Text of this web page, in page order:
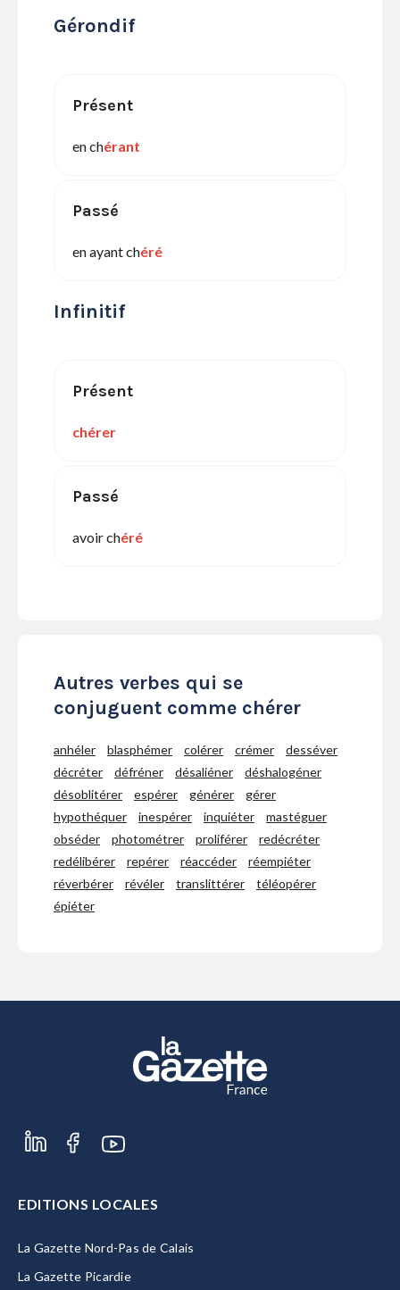
Gérondif
Présent
en chérant
Passé
en ayant chéré
Infinitif
Présent
chérer
Passé
avoir chéré
Autres verbes qui se
conjuguent comme chérer
anhéler blasphémer colérer crémer
desséver
décréter
défréner désaliéner
déshalogéner
désoblitérer
espérer générer
gérer
hypothéquer
inespérer inquiéter
mastéguer
obséder
photométrer proliférer
redécréter
redélibérer
repérer réaccéder
réempiéter
réverbérer
révéler translittérer
téléopérer
épiéter
EDITIONS LOCALES
La Gazette Nord-Pas de Calais
La Gazette Picardie